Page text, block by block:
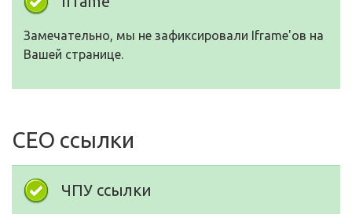
Замечательно, мы не зафиксировали Iframe'ов на
Вашей странице.
СЕО ссылки
ЧПУ ссылки